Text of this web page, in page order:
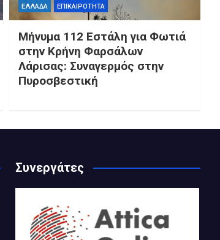
ΕΛΛΑΔΑ ΕΠΙΚΑΙΡΟΤΗΤΑ
Μήνυμα 112 Εστάλη για Φωτιά
στην Κρήνη Φαρσάλων
Λάρισας: Συναγερμός στην
Πυροσβεστική
Συνεργάτες